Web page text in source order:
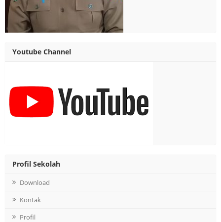
Youtube Channel
Profil Sekolah
Download
Kontak
Profil